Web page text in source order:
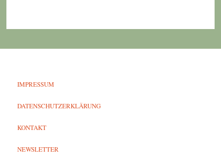
IMPRESSUM
DATENSCHUTZERKLÄRUNG
KONTAKT
NEWSLETTER